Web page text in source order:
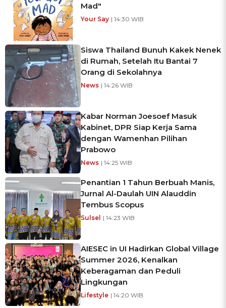
Mad"
Your Say | 14:30 WIB
Siswa Thailand Bunuh Kakek Nenek
di Rumah, Setelah Itu Bantai 7
Orang di Sekolahnya
News | 14:26 WIB
Kabar Norman Joesoef Masuk
Kabinet, DPR Siap Kerja Sama
dengan Wamenhan Pilihan
Prabowo
News | 14:25 WIB
Penantian 1 Tahun Berbuah Manis,
Jurnal Al-Daulah UIN Alauddin
Tembus Scopus
Sulsel | 14:23 WIB
AIESEC in UI Hadirkan Global Village
Summer 2026, Kenalkan
Keberagaman dan Peduli
Lingkungan
Lifestyle | 14:20 WIB